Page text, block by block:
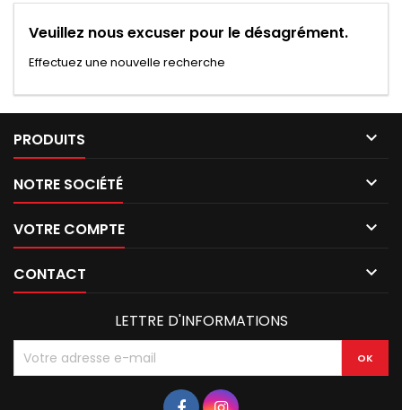
Veuillez nous excuser pour le désagrément.
Effectuez une nouvelle recherche
PRODUITS 
NOTRE SOCIÉTÉ 
VOTRE COMPTE 
CONTACT 
LETTRE D'INFORMATIONS